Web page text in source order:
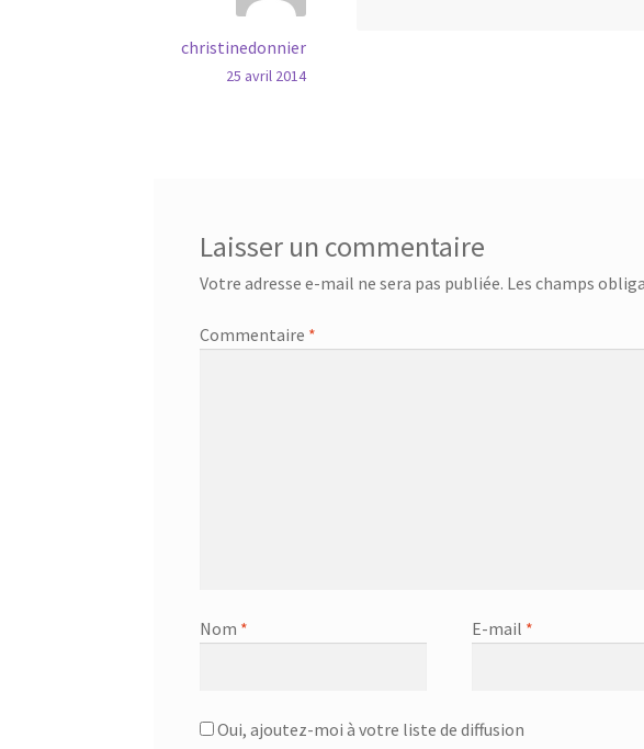
christinedonnier
25 avril 2014
Laisser un commentaire
Votre adresse e-mail ne sera pas publiée. Les champs
Commentaire *
Nom * E-mail *
Oui, ajoutez-moi à votre liste de diffusion